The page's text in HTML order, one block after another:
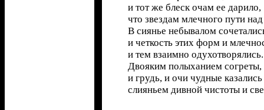
и тот же блеск очам ее дарило,
что звездам млечного пути
В сиянье небывалом
и четкость этих форм и
и тем взаимно одухотворялись.
Двояким полыханием согреты,
и грудь, и очи чудные казались
слияньем дивной чистоты и